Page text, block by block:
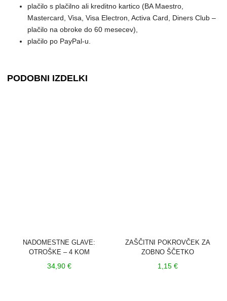
plačilo s plačilno ali kreditno kartico (BA Maestro,
Mastercard, Visa, Visa Electron, Activa Card, Diners Club –
plačilo na obroke do 60 mesecev),
plačilo po PayPal-u.
PODOBNI IZDELKI
NADOMESTNE GLAVE:
OTROŠKE – 4 KOM
34,90 €
ZAŠČITNI POKROVČEK ZA
ZOBNO ŠČETKO
1,15€